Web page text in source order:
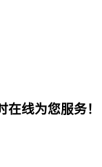
线为您服务！